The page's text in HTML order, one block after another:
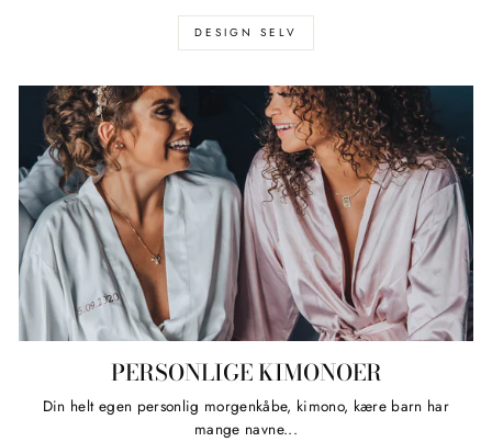
DESIGN SELV
PERSONLIGE KIMONOER
Din helt egen personlig morgenkåbe, kimono, kære barn har
mange navne...